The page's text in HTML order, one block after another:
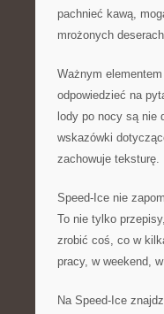
pachnieć kawą,
mrożonych
Ważnym
odpowiedzieć na
lody po nocy są nie
wskazówki
zachowuje teksturę.
Speed-Ice nie
To nie tylko
zrobić coś, co w
pracy, w weekend,
Na Speed-Ice